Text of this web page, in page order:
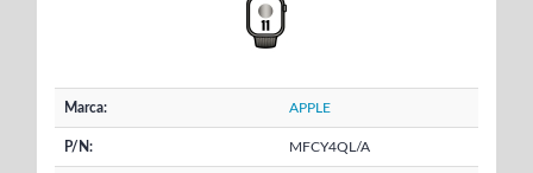
Marca: APPLE
P/N: MFCY4QL/A